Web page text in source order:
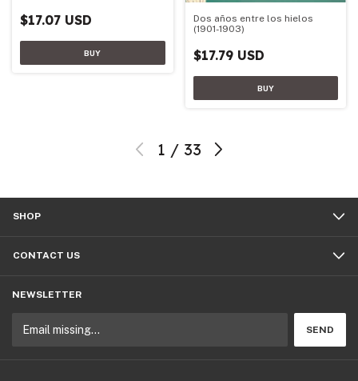
$17.07 USD
Dos años entre los hielos
(1901-1903)
$17.79 USD
1 / 33
SHOP
CONTACT US
NEWSLETTER